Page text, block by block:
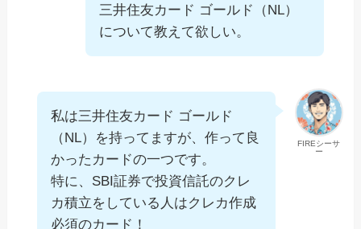
三井住友カード ゴールド（NL）
について教えて欲しい。
FIREシーサ
ー
私は三井住友カード ゴールド
（NL）を持ってますが、作って良
かったカードの一つです。
特に、SBI証券で投資信託のクレ
カ積立をしている人はクレカ作成
必須のカード！